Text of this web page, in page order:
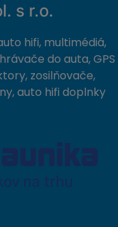
s r.o.
hifi, multimédiá,
do auta, GPS
zosilňovače,
auto hifi doplnky